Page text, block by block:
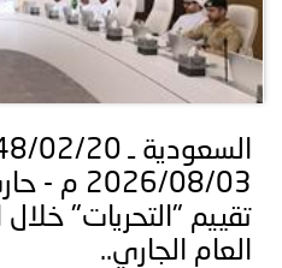
2026/08/
تقييم "التحريات" خلال
العام الجاري..